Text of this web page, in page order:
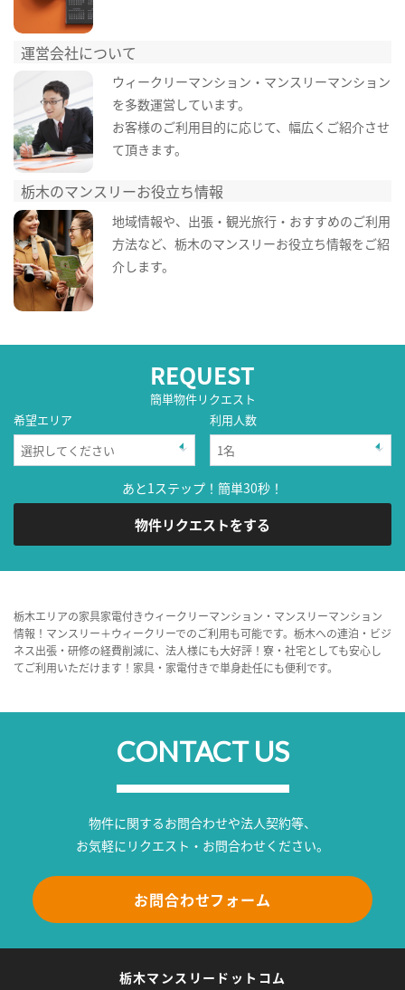
運営会社について
ウィークリーマンション・マンスリーマンション
を多数運営しています。
お客様のご利用目的に応じて、幅広くご紹介させ
て頂きます。
栃木のマンスリーお役立ち情報
地域情報や、出張・観光旅行・おすすめのご利用
方法など、栃木のマンスリーお役立ち情報をご紹
介します。
REQUEST
簡単物件リクエスト
希望エリア
利用人数
あと1ステップ！簡単30秒！
物件リクエストをする
栃木エリアの家具家電付きウィークリーマンション・マンスリーマンション
情報！マンスリー＋ウィークリーでのご利用も可能です。栃木への連泊・ビジ
ネス出張・研修の経費削減に、法人様にも大好評！寮・社宅としても安心し
てご利用いただけます！家具・家電付きで単身赴任にも便利です。
CONTACT US
物件に関するお問合わせや法人契約等、
お気軽にリクエスト・お問合わせください。
お問合わせフォーム
栃木マンスリードットコム